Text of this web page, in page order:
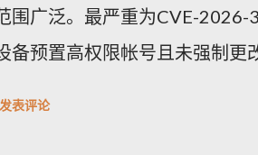
围广泛。最严重为CVE-
备预置高权限帐号且未强制更
发表评论